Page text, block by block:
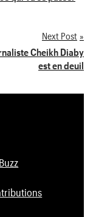
Next Post
Cheikh Diaby
est en deuil
Buzz